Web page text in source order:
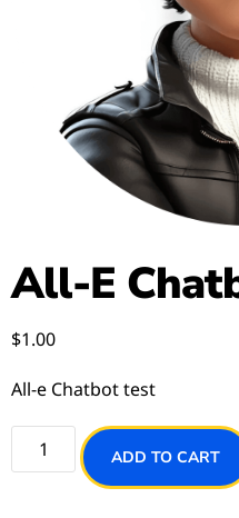
All-E
$1.00
All-e Chatbot test
ADD TO CART